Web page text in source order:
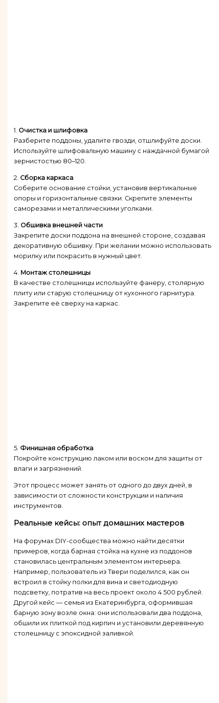
1. Очистка и шлифовка
Разберите поддоны, удалите гвозди, отшлифуйте доски.
Используйте шлифовальную машину с наждачной бумагой
зернистостью 80–120.
2. Сборка каркаса
Соберите основание стойки, установив вертикальные
опоры и горизонтальные связки. Скрепите элементы
саморезами и металлическими уголками.
3. Обшивка внешней части
Закрепите доски поддона на внешней стороне, создавая
декоративную обшивку. При желании можно использовать
морилку или покрасить в нужный цвет.
4. Монтаж столешницы
В качестве столешницы используйте фанеру, столярную
плиту или старую столешницу от кухонного гарнитура.
Закрепите её сверху на каркас.
5. Финишная обработка
Покройте конструкцию лаком или воском для защиты от
влаги и загрязнений.
Этот процесс может занять от одного до двух дней, в
зависимости от сложности конструкции и наличия
инструментов.
Реальные кейсы: опыт домашних мастеров
На форумах DIY-сообщества можно найти десятки
примеров, когда барная стойка на кухне из поддонов
становилась центральным элементом интерьера.
Например, пользователь из Твери поделился, как он
встроил в стойку полки для вина и светодиодную
подсветку, потратив на весь проект около 4 500 рублей.
Другой кейс — семья из Екатеринбурга, оформившая
барную зону возле окна: они использовали два поддона,
обшили их плиткой под кирпич и установили деревянную
столешницу с эпоксидной заливкой.